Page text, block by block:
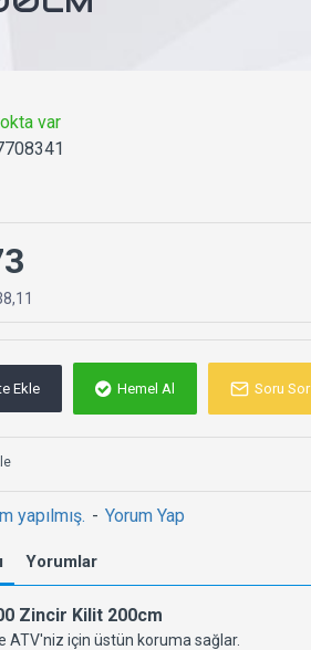
var
yapılmış. - Yorum Yap
Ekle Hemel Al Soru Sor
Yorumlar
Zincir Kilit 200cm
ATV'niz için üstün koruma sağlar.